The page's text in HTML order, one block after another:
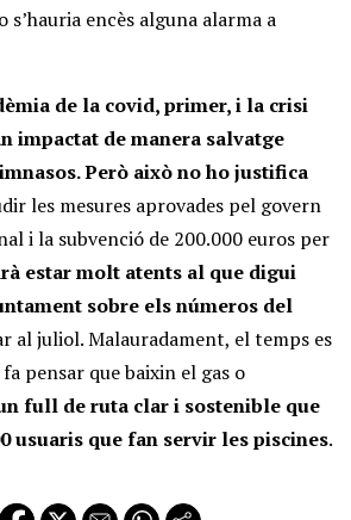
s’hauria encès alguna alarma a
de la covid, primer, i la crisi
impactat de manera salvatge
Però això no ho justifica
les mesures aprovades pel govern
i la subvenció de 200.000 euros per
estar molt atents al que digui
sobre els números del
al juliol. Malauradament, el temps es
pensar que baixin el gas o
full de ruta clar i sostenible que
usuaris que fan servir les piscines.